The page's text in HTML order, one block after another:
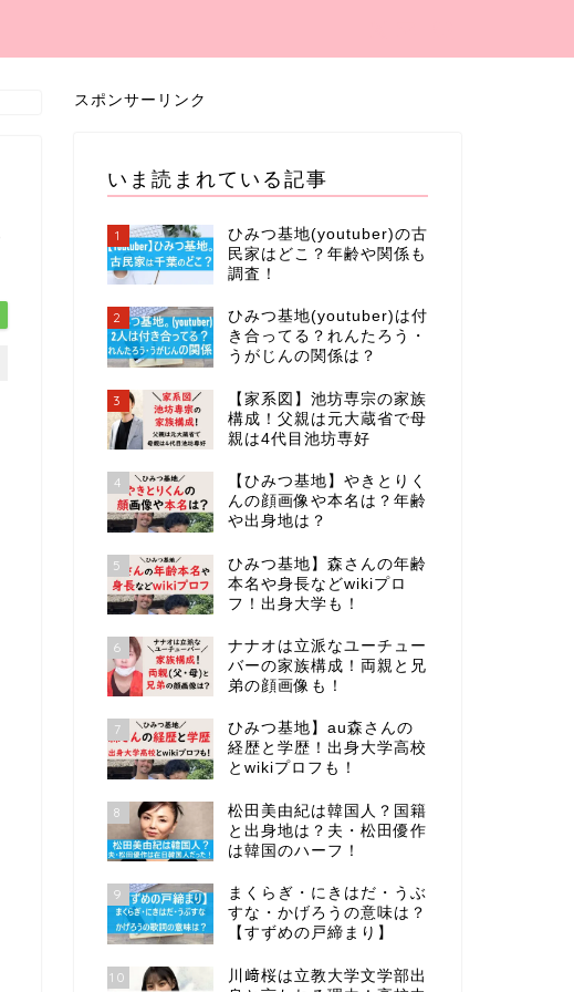
スポンサーリンク
いま読まれている記事
1
ひみつ基地(youtuber)の古
民家はどこ？年齢や関係も
調査！
2
ひみつ基地(youtuber)は付
き合ってる？れんたろう・
うがじんの関係は？
3
【家系図】池坊専宗の家族
構成！父親は元大蔵省で母
親は4代目池坊専好
4
【ひみつ基地】やきとりく
んの顔画像や本名は？年齢
や出身地は？
5
ひみつ基地】森さんの年齢
本名や身長などwikiプロ
フ！出身大学も！
6
ナナオは立派なユーチュー
バーの家族構成！両親と兄
弟の顔画像も！
7
ひみつ基地】au森さんの
経歴と学歴！出身大学高校
とwikiプロフも！
8
松田美由紀は韓国人？国籍
と出身地は？夫・松田優作
は韓国のハーフ！
9
まくらぎ・にきはだ・うぶ
すな・かげろうの意味は？
【すずめの戸締まり】
10
川﨑桜は立教大学文学部出